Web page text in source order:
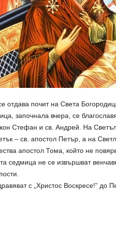
отдава почит на Света
започнала вчера, се
Стефан и св. Андрей. На
– св. апостол Петър, а на
апостол Тома, който не
седмица не се извършват
с „Христос Воскресе!” до